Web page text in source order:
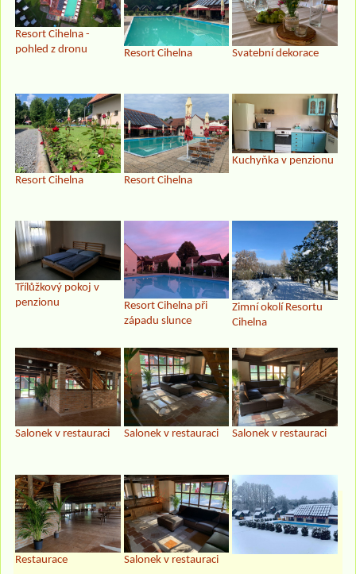
Resort Cihelna -
pohled z dronu
Resort Cihelna Svatební dekorace
Resort Cihelna Resort Cihelna
Kuchyňka v penzionu
Třílůžkový pokoj v
penzionu
Resort Cihelna při
západu slunce
Zimní okolí Resortu
Cihelna
Salonek v restauraci Salonek v restauraci Salonek v restauraci
Restaurace Salonek v restauraci